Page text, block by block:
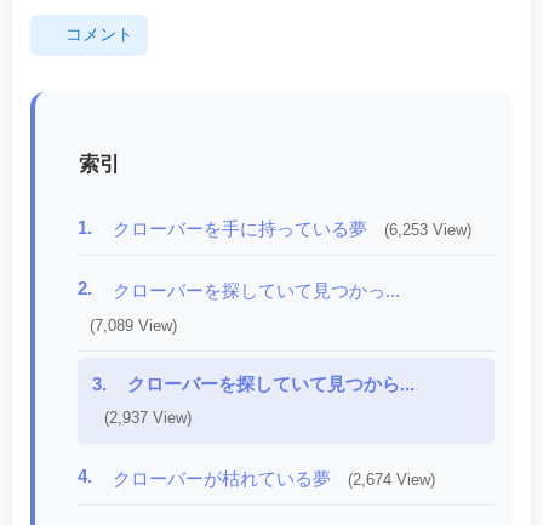
コメント
索引
1. クローバーを手に持っている夢 (6,253 View)
2. クローバーを探していて見つかっ...
(7,089 View)
3. クローバーを探していて見つから...
(2,937 View)
4. クローバーが枯れている夢 (2,674 View)